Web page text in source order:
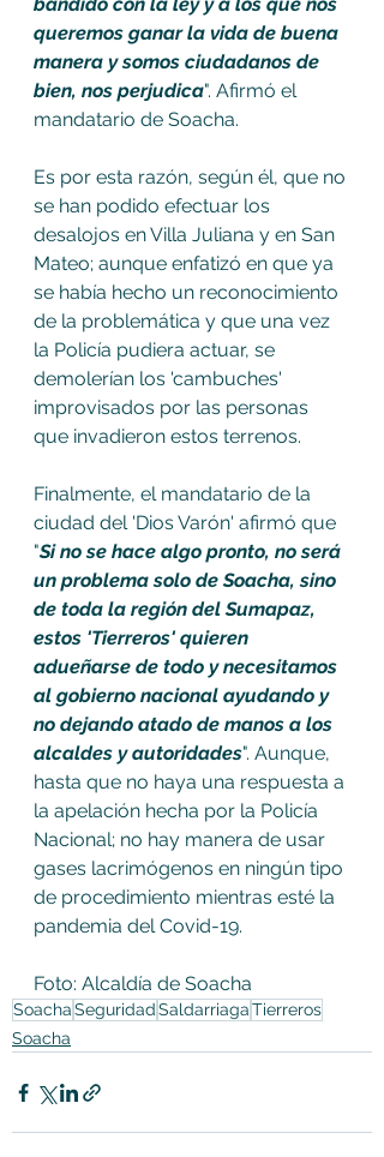
queremos ganar la vida de buena
manera y somos ciudadanos de
bien, nos perjudica". Afirmó el
mandatario de Soacha.
Es por esta razón, según él, que no
se han podido efectuar los
desalojos en Villa Juliana y en San
Mateo; aunque enfatizó en que ya
se había hecho un reconocimiento
de la problemática y que una vez
la Policía pudiera actuar, se
demolerían los 'cambuches'
improvisados por las personas
que invadieron estos terrenos.
Finalmente, el mandatario de la
ciudad del 'Dios Varón' afirmó que
"Si no se hace algo pronto, no será
un problema solo de Soacha, sino
de toda la región del Sumapaz,
estos 'Tierreros' quieren
adueñarse de todo y necesitamos
al gobierno nacional ayudando y
no dejando atado de manos a los
alcaldes y autoridades". Aunque,
hasta que no haya una respuesta a
la apelación hecha por la Policía
Nacional; no hay manera de usar
gases lacrimógenos en ningún tipo
de procedimiento mientras esté la
pandemia del Covid-19.
Foto: Alcaldía de Soacha
SoachaSeguridadSaldarriagaTierreros
Soacha